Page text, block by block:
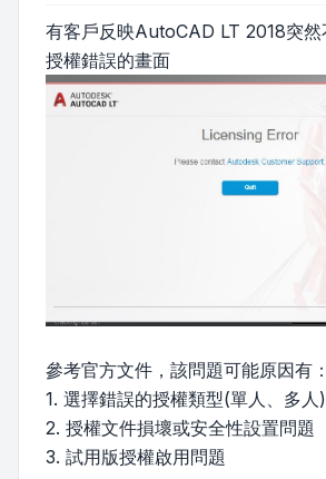
有客戶反映AutoCAD LT 2018突然
授權錯誤的畫面
參考官方文件，該問題可能原因有：
1. 選擇錯誤的授權類型(單人、多人)
2. 授權文件損壞或安全性設置問題
3. 試用版授權啟用問題